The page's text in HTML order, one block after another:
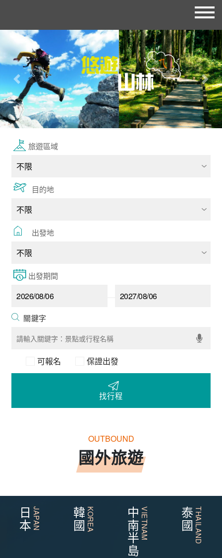
往前 往後
旅遊區域
目的地
出發地
出發期間
可報名 保證出發
找行程
OUTBOUND
國外旅遊
日本JAPAN 韓國KOREA 中南半島VIETNAM 泰國THAILAND